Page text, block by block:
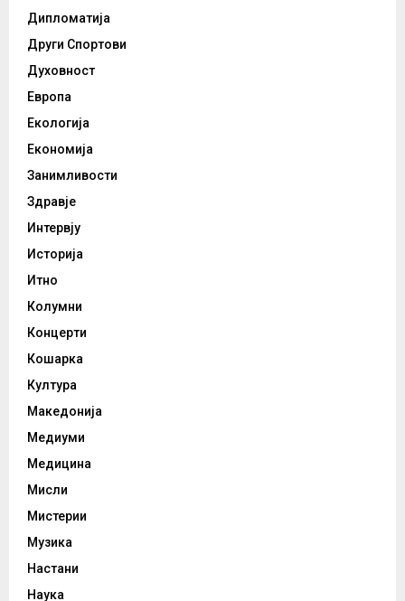
Дипломатија
Други Спортови
Духовност
Европа
Екологија
Економија
Занимливости
Здравје
Интервју
Историја
Итно
Колумни
Концерти
Кошарка
Култура
Македонија
Медиуми
Медицина
Мисли
Мистерии
Музика
Настани
Наука